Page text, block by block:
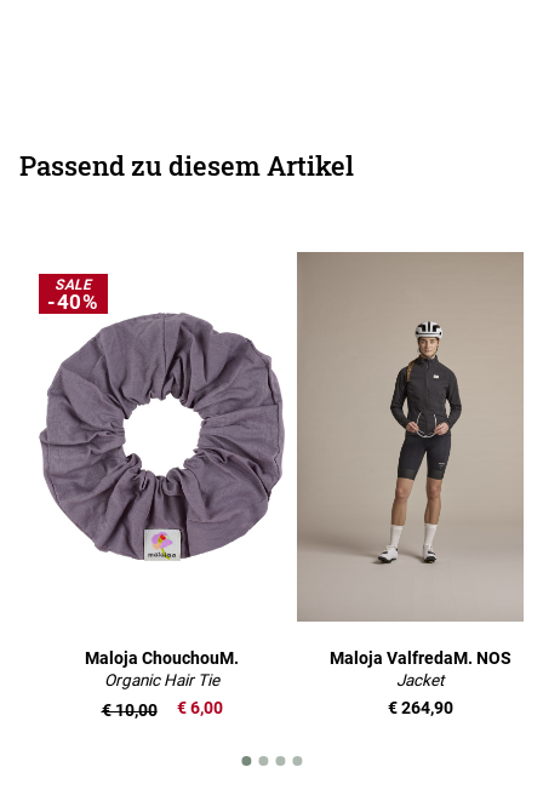
Passend zu diesem Artikel
SALE
-40%
Maloja ChouchouM.
Organic Hair Tie
€ 6,00
€ 10,00
Maloja ValfredaM. NOS
Jacket
€ 264,90